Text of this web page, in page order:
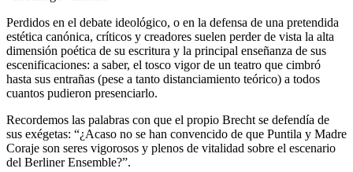
Perdidos en el debate ideológico, o en la defensa de una pretendida
estética canónica, críticos y creadores suelen perder de vista la alta
dimensión poética de su escritura y la principal enseñanza de sus
escenificaciones: a saber, el tosco vigor de un teatro que cimbró
hasta sus entrañas (pese a tanto distanciamiento teórico) a todos
cuantos pudieron presenciarlo.
Recordemos las palabras con que el propio Brecht se defendía de
sus exégetas: “¿Acaso no se han convencido de que Puntila y Madre
Coraje son seres vigorosos y plenos de vitalidad sobre el escenario
del Berliner Ensemble?”.